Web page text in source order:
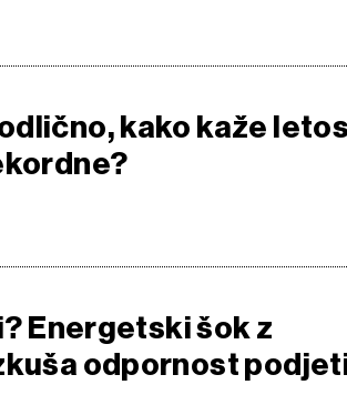
kako kaže
Energetski šok z
odpornost